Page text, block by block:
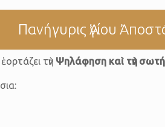
Πανήγυρις Ἁγίου
τὴν Ψηλάφηση καὶ τὴν